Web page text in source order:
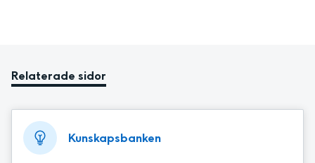
Relaterade sidor
Kunskapsbanken